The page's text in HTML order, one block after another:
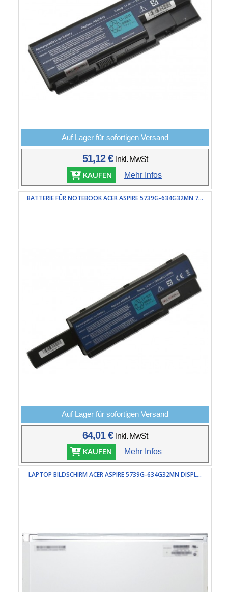
Auf Lager für sofortigen Versand
51,12 € Inkl. MwSt
KAUFEN Mehr Infos
BATTERIE FÜR NOTEBOOK ACER ASPIRE 5739G-634G32MN 7...
Auf Lager für sofortigen Versand
64,01 € Inkl. MwSt
KAUFEN Mehr Infos
LAPTOP BILDSCHIRM ACER ASPIRE 5739G-634G32MN DISPL...